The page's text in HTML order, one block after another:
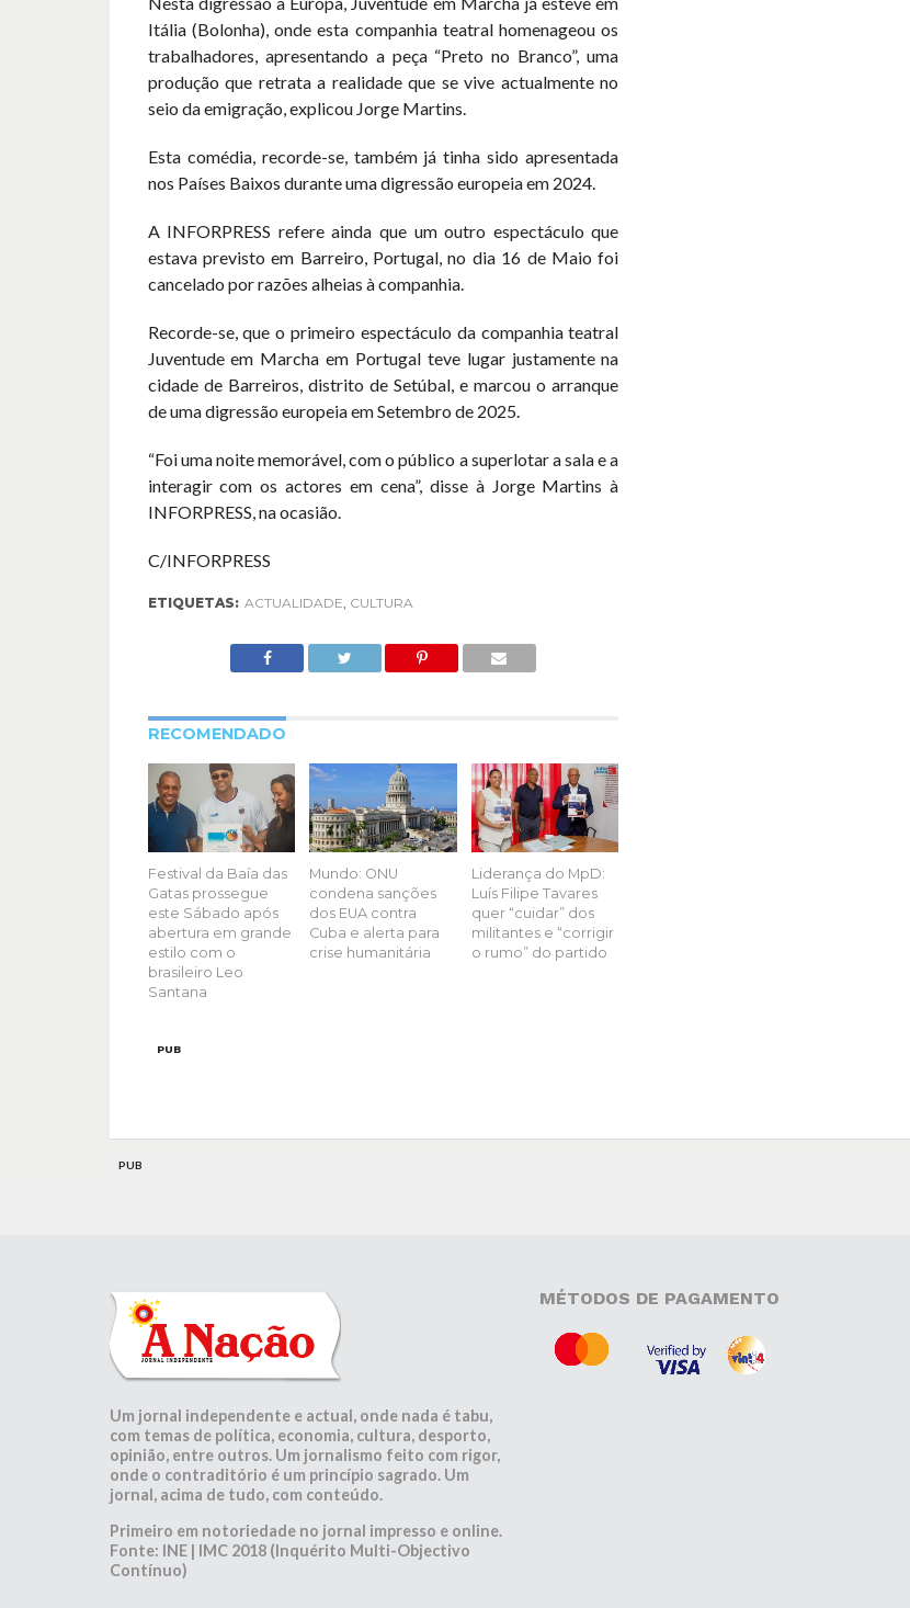
Itália (Bolonha), onde esta companhia teatral homenageou os
trabalhadores, apresentando a peça “Preto no Branco”, uma
produção que retrata a realidade que se vive actualmente no
seio da emigração, explicou Jorge Martins.
Esta comédia, recorde-se, também já tinha sido apresentada
nos Países Baixos durante uma digressão europeia em 2024.
A INFORPRESS refere ainda que um outro espectáculo que
estava previsto em Barreiro, Portugal, no dia 16 de Maio foi
cancelado por razões alheias à companhia.
Recorde-se, que o primeiro espectáculo da companhia teatral
Juventude em Marcha em Portugal teve lugar justamente na
cidade de Barreiros, distrito de Setúbal, e marcou o arranque
de uma digressão europeia em Setembro de 2025.
“Foi uma noite memorável, com o público a superlotar a sala e a
interagir com os actores em cena”, disse à Jorge Martins à
INFORPRESS, na ocasião.
C/INFORPRESS
ETIQUETAS: ACTUALIDADE, CULTURA
RECOMENDADO
Festival da Baía das
Gatas prossegue
este Sábado após
abertura em grande
estilo com o
brasileiro Leo
Santana
Mundo: ONU
condena sanções
dos EUA contra
Cuba e alerta para
crise humanitária
Liderança do MpD:
Luís Filipe Tavares
quer “cuidar” dos
militantes e “corrigir
o rumo” do partido
PUB
PUB
Um jornal independente e actual, onde nada é tabu,
com temas de política, economia, cultura, desporto,
opinião, entre outros. Um jornalismo feito com rigor,
onde o contraditório é um princípio sagrado. Um
jornal, acima de tudo, com conteúdo.
Primeiro em notoriedade no jornal impresso e online.
Fonte: INE | IMC 2018 (Inquérito Multi-Objectivo
Contínuo)
MÉTODOS DE PAGAMENTO